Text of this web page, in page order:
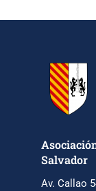
Salvador
Av. Callao